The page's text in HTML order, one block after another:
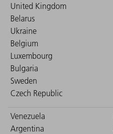
United Kingdom
Belarus
Ukraine
Belgium
Luxembourg
Bulgaria
Sweden
Czech Republic
Venezuela
Argentina